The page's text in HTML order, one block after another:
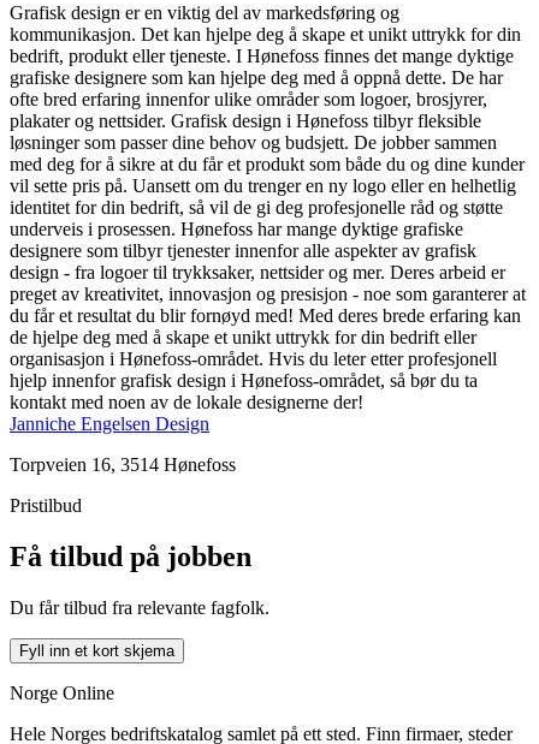
Grafisk design er en viktig del av markedsføring og
kommunikasjon. Det kan hjelpe deg å skape et unikt uttrykk for din
bedrift, produkt eller tjeneste. I Hønefoss finnes det mange dyktige
grafiske designere som kan hjelpe deg med å oppnå dette. De har
ofte bred erfaring innenfor ulike områder som logoer, brosjyrer,
plakater og nettsider. Grafisk design i Hønefoss tilbyr fleksible
løsninger som passer dine behov og budsjett. De jobber sammen
med deg for å sikre at du får et produkt som både du og dine kunder
vil sette pris på. Uansett om du trenger en ny logo eller en helhetlig
identitet for din bedrift, så vil de gi deg profesjonelle råd og støtte
underveis i prosessen. Hønefoss har mange dyktige grafiske
designere som tilbyr tjenester innenfor alle aspekter av grafisk
design - fra logoer til trykksaker, nettsider og mer. Deres arbeid er
preget av kreativitet, innovasjon og presisjon - noe som garanterer at
du får et resultat du blir fornøyd med! Med deres brede erfaring kan
de hjelpe deg med å skape et unikt uttrykk for din bedrift eller
organisasjon i Hønefoss-området. Hvis du leter etter profesjonell
hjelp innenfor grafisk design i Hønefoss-området, så bør du ta
kontakt med noen av de lokale designerne der!
Janniche Engelsen Design
Torpveien 16, 3514 Hønefoss
Pristilbud
Få tilbud på jobben
Du får tilbud fra relevante fagfolk.
Fyll inn et kort skjema
Norge Online
Hele Norges bedriftskatalog samlet på ett sted. Finn firmaer, steder